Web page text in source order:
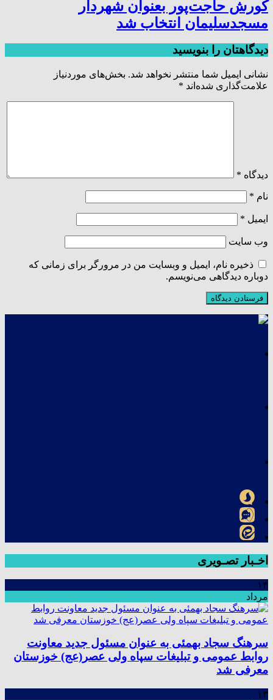
کورش حاجت‌پور بعنوان شهردار
مسجدسلیمان انتخاب شد
دیدگاهتان را بنویسید
نشانی ایمیل شما منتشر نخواهد شد. بخش‌های موردنیاز
علامت‌گذاری شده‌اند *
دیدگاه *
نام *
ایمیل *
وب‌ سایت
ذخیره نام، ایمیل و وبسایت من در مرورگر برای زمانی که
دوباره دیدگاهی می‌نویسم.
اخـبار تصـویری
۱۴
مرداد
سرهنگ سجاد بهمئی به عنوان مسئول جدید معاونت
روابط عمومی و تبلیغات سپاه ولی عصر(عج) خوزستان
معرفی شد
۱۳